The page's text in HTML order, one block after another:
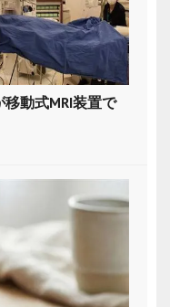
動式MRI装置で